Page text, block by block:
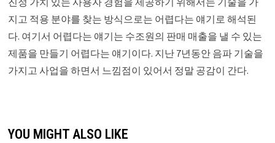
지고 적용 분야를 찾는 방식으로는 어렵다는 얘기로 해석된
다. 여기서 어렵다는 얘기는 수조원의 판매 매출을 낼 수 있는
제품을 만들기 어렵다는 얘기이다. 지난 7년동안 음파 기술을
가지고 사업을 하면서 느낌점이 있어서 정말 공감이 간다.
YOU MIGHT ALSO LIKE